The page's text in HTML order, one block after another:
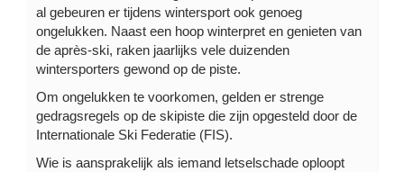
al gebeuren er tijdens wintersport ook genoeg
ongelukken. Naast een hoop winterpret en genieten van
de après-ski, raken jaarlijks vele duizenden
wintersporters gewond op de piste.
Om ongelukken te voorkomen, gelden er strenge
gedragsregels op de skipiste die zijn opgesteld door de
Internationale Ski Federatie (FIS).
Wie is aansprakelijk als iemand letselschade oploopt